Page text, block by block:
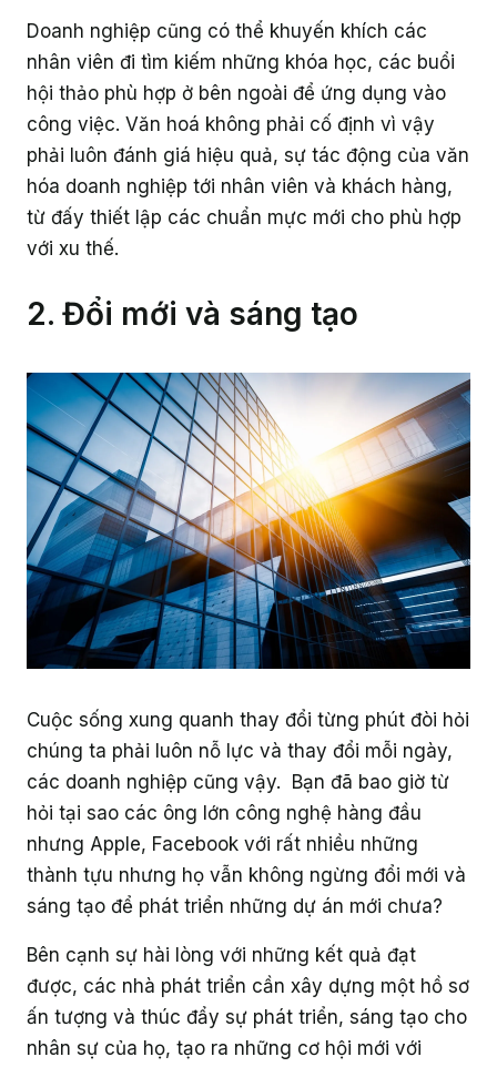
Doanh nghiệp cũng có thể khuyến khích các
nhân viên đi tìm kiếm những khóa học, các buổi
hội thảo phù hợp ở bên ngoài để ứng dụng vào
công việc. Văn hoá không phải cố định vì vậy
phải luôn đánh giá hiệu quả, sự tác động của văn
hóa doanh nghiệp tới nhân viên và khách hàng,
từ đấy thiết lập các chuẩn mực mới cho phù hợp
với xu thế.
2. Đổi mới và sáng tạo
Cuộc sống xung quanh thay đổi từng phút đòi hỏi
chúng ta phải luôn nỗ lực và thay đổi mỗi ngày,
các doanh nghiệp cũng vậy. Bạn đã bao giờ từ
hỏi tại sao các ông lớn công nghệ hàng đầu
nhưng Apple, Facebook với rất nhiều những
thành tựu nhưng họ vẫn không ngừng đổi mới và
sáng tạo để phát triển những dự án mới chưa?
Bên cạnh sự hài lòng với những kết quả đạt
được, các nhà phát triển cần xây dựng một hồ sơ
ấn tượng và thúc đẩy sự phát triển, sáng tạo cho
nhân sự của họ, tạo ra những cơ hội mới với